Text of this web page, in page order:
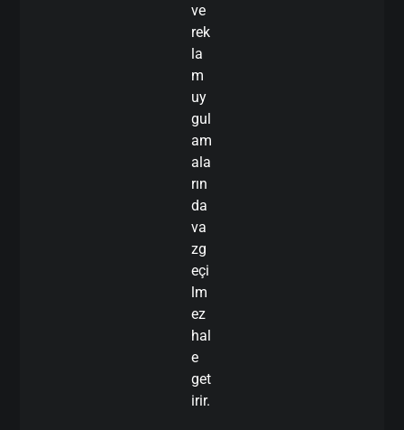
ve
rek
la
m
uy
gul
am
ala
rın
da
va
zg
eçi
lm
ez
hal
e
get
irir.